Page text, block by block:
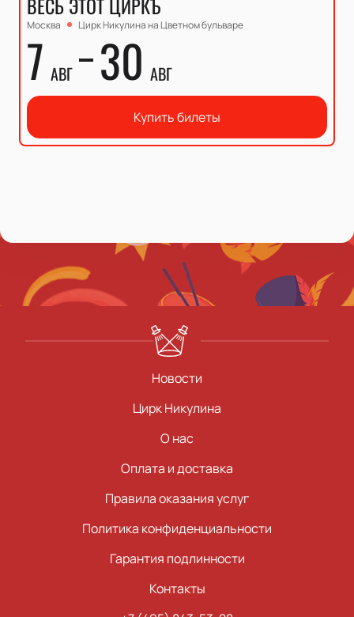
ВЕСЬ ЭТОТ ЦИРКЪ
Москва Цирк Никулина на Цветном бульваре
7 АВГ 30 АВГ
Купить билеты
Новости
Цирк Никулина
О нас
Оплата и доставка
Правила оказания услуг
Политика конфиденциальности
Гарантия подлинности
Контакты